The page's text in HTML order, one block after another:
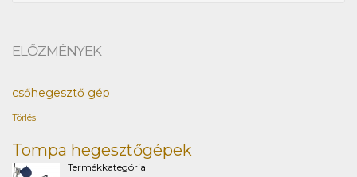
ELŐZMÉNYEK
csőhegesztő gép
Törlés
Tompa hegesztőgépek
Termékkategória